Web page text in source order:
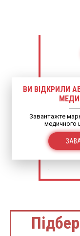
ВИ ВІДКРИЛИ
Завантажте
медичного